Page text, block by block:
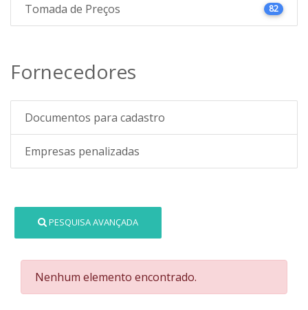
Tomada de Preços 82
Fornecedores
Documentos para cadastro
Empresas penalizadas
PESQUISA AVANÇADA
Nenhum elemento encontrado.